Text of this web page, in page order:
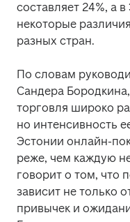
составляет 24%, а
некоторые
разных стран.
По словам
Сандера
торговля широко
но интенсивность
Эстонии онлайн-
реже, чем каждую
говорит о том, что
зависит не только
привычек и